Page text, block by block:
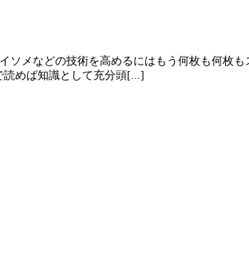
メなどの技術を高めるにはもう何枚も何枚
めば知識として充分頭[...]